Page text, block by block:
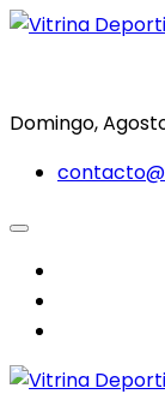
Saltar
Domingo,